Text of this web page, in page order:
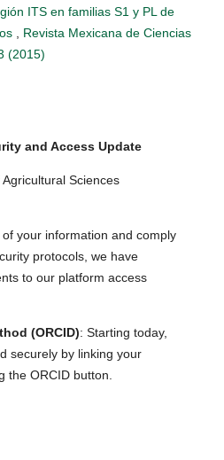
ITS en familias S1 y PL de
Revista Mexicana de Ciencias
(2015)
and Access Update
Sciences
your information and comply
protocols, we have
to our platform access
(ORCID): Starting today,
securely by linking your
the ORCID button.